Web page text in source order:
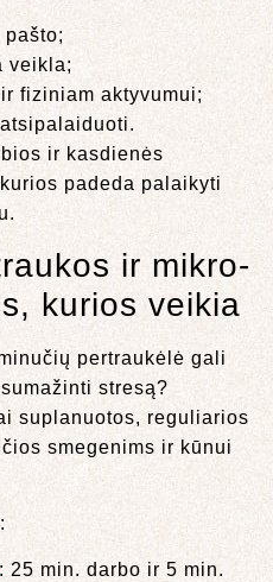
veikla;
fiziniam aktyvumui;
ir kasdienės
padeda palaikyti
ir mikro-
kurios veikia
pertraukėlė gali
stresą?
suplanuotos, reguliarios
smegenims ir kūnui
: 25 min. darbo ir 5 min.